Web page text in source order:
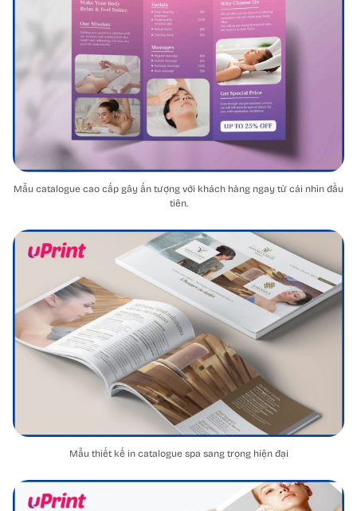
Mẫu catalogue cao cấp gây ấn tượng với khách hàng ngay từ cái nhìn đầu
tiên.
Mẫu thiết kế in catalogue spa sang trọng hiện đại